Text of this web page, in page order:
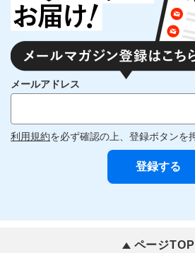
メールアドレス
利用規約を必ず確認の上、登録ボタンを
ページTOP